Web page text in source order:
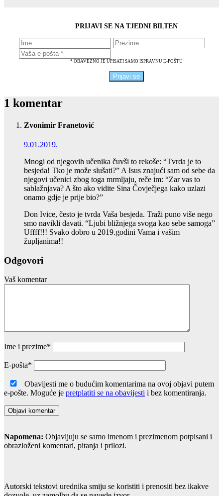
PRIJAVI SE NA TJEDNI BILTEN
* OBAVEZNO JE UPISATI SAMO ISPRAVNU E-POŠTU
1 komentar
Zvonimir Franetović
9.01.2019.
Mnogi od njegovih učenika čuvši to rekoše: “Tvrda je to
besjeda! Tko je može slušati?” A Isus znajući sam od sebe da
njegovi učenici zbog toga mrmljaju, reče im: “Zar vas to
sablažnjava? A što ako vidite Sina Čovječjega kako uzlazi
onamo gdje je prije bio?”
Don Ivice, često je tvrda Vaša besjeda. Traži puno više nego
smo navikli davati. “Ljubi bližnjega svoga kao sebe samoga”
Uffff!!! Svako dobro u 2019.godini Vama i vašim
župljanima!!
Odgovori
Vaš komentar
Ime i prezime*
E-pošta*
Obavijesti me o budućim komentarima na ovoj objavi putem
e-pošte. Moguće je pretplatiti se na obavijesti i bez komentiranja.
Napomena: Objavljuju se samo imenom i prezimenom potpisani i
obrazloženi komentari, pitanja i prilozi.
Autorski tekstovi urednika smiju se koristiti i prenositi bez ikakve